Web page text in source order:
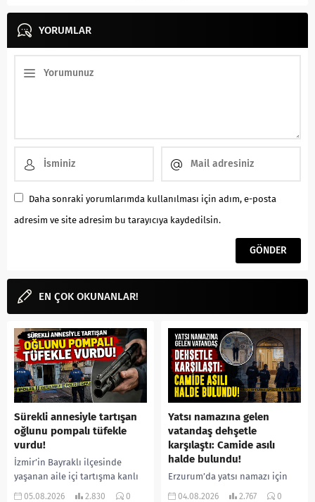
YORUMLAR
Daha sonraki yorumlarımda kullanılması için adım, e-posta
adresim ve site adresim bu tarayıcıya kaydedilsin.
EN ÇOK OKUNANLAR!
Sürekli annesiyle tartışan
oğlunu pompalı tüfekle
vurdu!
İzmir’in Bayraklı ilçesinde
yaşanan aile içi tartışma kanlı
bitti. İddiaya göre, uzun süredir
05.08.2026 2.830 0
Yatsı namazına gelen
vatandaş dehşetle
karşılaştı: Camide asılı
halde bulundu!
Erzurum’da yatsı namazı için
camiye gelen bir vatandaş,
04.08.2026 2.767 0